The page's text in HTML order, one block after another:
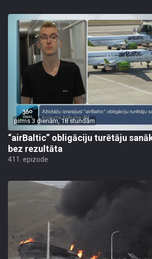
pirms 3 dienām, 18 stundām
“airBaltic” obligāciju turētāju
bez rezultāta
411. epizode